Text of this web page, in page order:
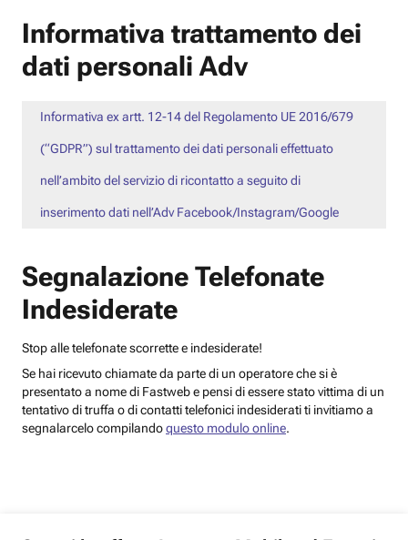
Informativa trattamento dei
dati personali Adv
Informativa ex artt. 12-14 del Regolamento UE 2016/679
(“GDPR”) sul trattamento dei dati personali effettuato
nell’ambito del servizio di ricontatto a seguito di
inserimento dati nell’Adv Facebook/Instagram/Google
Segnalazione Telefonate
Indesiderate
Stop alle telefonate scorrette e indesiderate!
Se hai ricevuto chiamate da parte di un operatore che si è
presentato a nome di Fastweb e pensi di essere stato vittima di un
tentativo di truffa o di contatti telefonici indesiderati ti invitiamo a
segnalarcelo compilandoquesto modulo online.